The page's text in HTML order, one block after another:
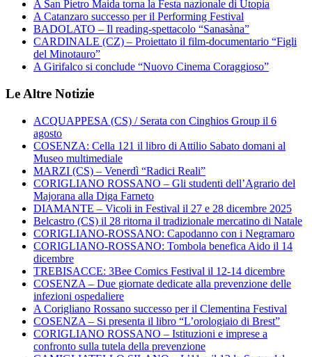
A San Pietro Maida torna la Festa nazionale di Utopia
A Catanzaro successo per il Performing Festival
BADOLATO – Il reading-spettacolo “Sanasàna”
CARDINALE (CZ) – Proiettato il film-documentario “Figli
del Minotauro”
A Girifalco si conclude “Nuovo Cinema Coraggioso”
Le Altre Notizie
ACQUAPPESA (CS) / Serata con Cinghios Group il 6
agosto
COSENZA: Cella 121 il libro di Attilio Sabato domani al
Museo multimediale
MARZI (CS) – Venerdì “Radici Reali”
CORIGLIANO ROSSANO – Gli studenti dell’Agrario del
Majorana alla Diga Farneto
DIAMANTE – Vicoli in Festival il 27 e 28 dicembre 2025
Belcastro (CS) il 28 ritorna il tradizionale mercatino di Natale
CORIGLIANO-ROSSANO: Capodanno con i Negramaro
CORIGLIANO-ROSSANO: Tombola benefica Aido il 14
dicembre
TREBISACCE: 3Bee Comics Festival il 12-14 dicembre
COSENZA – Due giornate dedicate alla prevenzione delle
infezioni ospedaliere
A Corigliano Rossano successo per il Clementina Festival
COSENZA – Si presenta il libro “L’orologiaio di Brest”
CORIGLIANO ROSSANO – Istituzioni e imprese a
confronto sulla tutela della prevenzione